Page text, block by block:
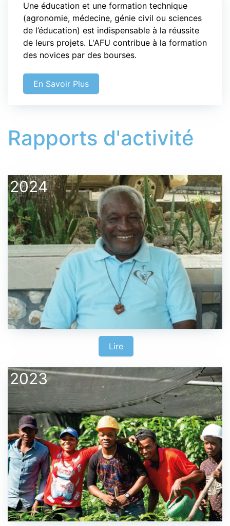
Une éducation et une formation technique
(agronomie, médecine, génie civil ou sciences
de l’éducation) est indispensable à la réussite
de leurs projets. L'AFU contribue à la formation
des novices par des bourses.
En Savoir Plus
Rapports d'activité
2024
Lire
2023